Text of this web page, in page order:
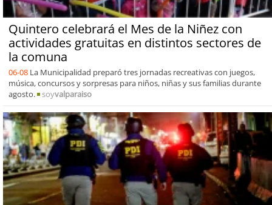
Quintero celebrará el Mes de la Niñez con
actividades gratuitas en distintos sectores de
la comuna
06-08 La Municipalidad preparó tres jornadas recreativas con juegos,
música, concursos y sorpresas para niños, niñas y sus familias durante
agosto.
soyvalparaiso